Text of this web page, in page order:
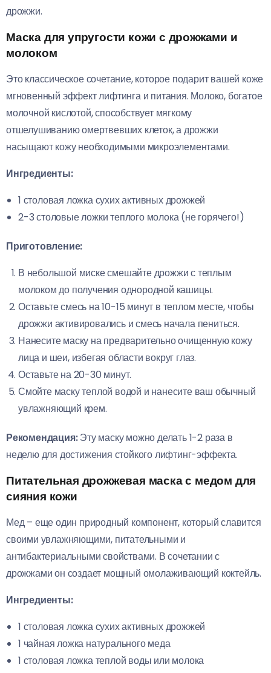
дрожжи.
Маска для упругости кожи с дрожжами и
молоком
Это классическое сочетание, которое подарит вашей коже
мгновенный эффект лифтинга и питания. Молоко, богатое
молочной кислотой, способствует мягкому
отшелушиванию омертвевших клеток, а дрожжи
насыщают кожу необходимыми микроэлементами.
Ингредиенты:
1 столовая ложка сухих активных дрожжей
2-3 столовые ложки теплого молока (не горячего!)
Приготовление:
В небольшой миске смешайте дрожжи с теплым
молоком до получения однородной кашицы.
Оставьте смесь на 10-15 минут в теплом месте, чтобы
дрожжи активировались и смесь начала пениться.
Нанесите маску на предварительно очищенную кожу
лица и шеи, избегая области вокруг глаз.
Оставьте на 20-30 минут.
Смойте маску теплой водой и нанесите ваш обычный
увлажняющий крем.
Рекомендация:Эту маску можно делать 1-2 раза в
неделю для достижения стойкого лифтинг-эффекта.
Питательная дрожжевая маска с медом для
сияния кожи
Мед – еще один природный компонент, который славится
своими увлажняющими, питательными и
антибактериальными свойствами. В сочетании с
дрожжами он создает мощный омолаживающий коктейль.
Ингредиенты:
1 столовая ложка сухих активных дрожжей
1 чайная ложка натурального меда
1 столовая ложка теплой воды или молока